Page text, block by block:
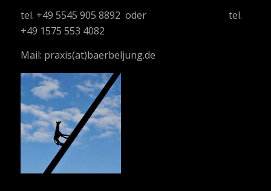
tel. +49 5545 905 8892 oder tel.
+49 1575 553 4082
Mail: praxis(at)baerbeljung.de